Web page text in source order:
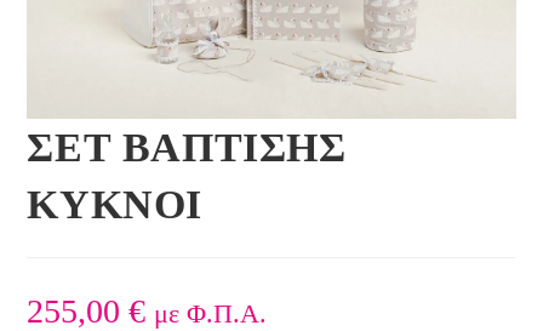
ΣΕΤ ΒΑΠΤΙΣΗΣ
ΚΥΚΝΟΙ
255,00€ με Φ.Π.Α.